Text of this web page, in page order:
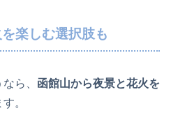
楽しむ選択肢も
ら、 函館山から夜景と花火を
。